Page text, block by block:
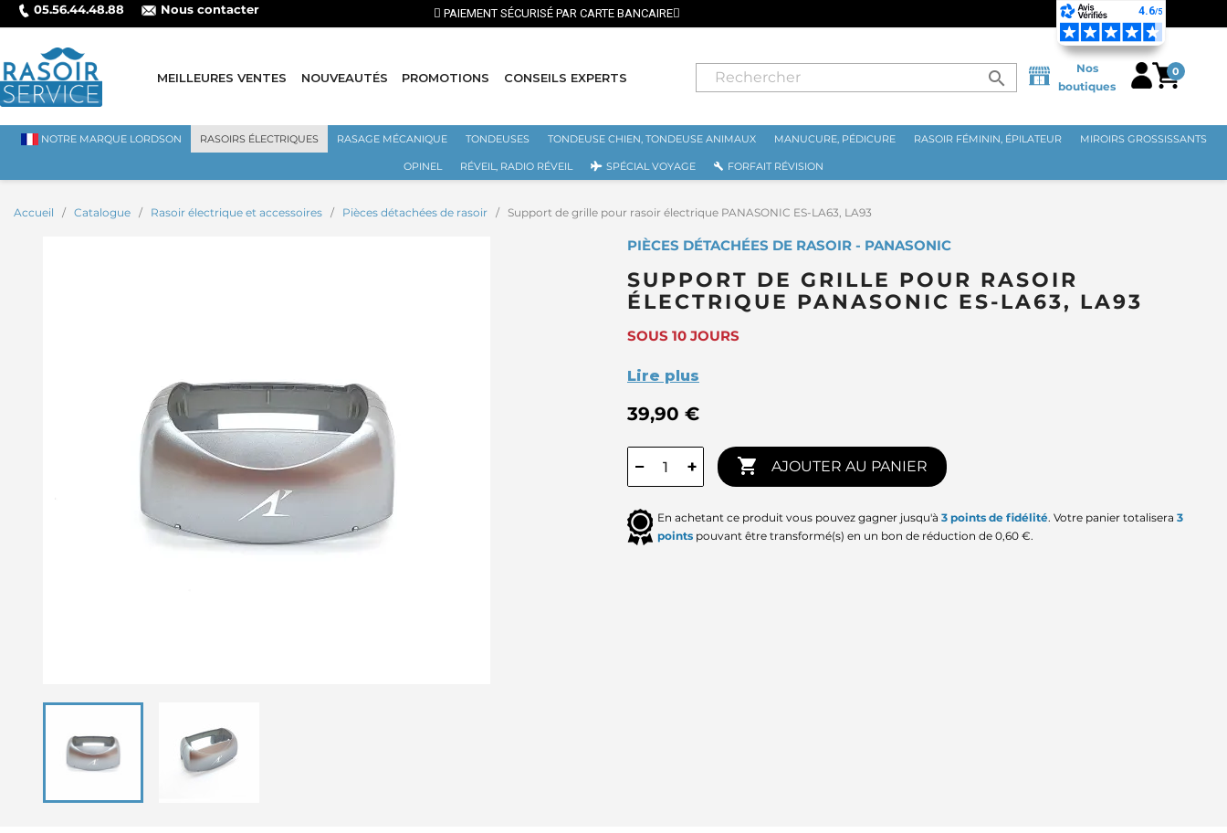
05.56.44.48.88 Nous contacter ⭐ LIVRAISON GRATUITE EN FRANCE MÉTROPOLITAINE DÈS 70€ ⭐
MEILLEURES VENTES NOUVEAUTÉS PROMOTIONS CONSEILS EXPERTS search
Nos
boutiques
0
NOTRE MARQUE LORDSON RASOIRS ÉLECTRIQUES RASAGE MÉCANIQUE TONDEUSES TONDEUSE CHIEN, TONDEUSE ANIMAUX MANUCURE, PÉDICURE RASOIR FÉMININ, ÉPILATEUR MIROIRS GROSSISSANTS
OPINEL RÉVEIL, RADIO RÉVEIL SPÉCIAL VOYAGE FORFAIT RÉVISION
Accueil Catalogue Rasoir électrique et accessoires Pièces détachées de rasoir Support de grille pour rasoir électrique PANASONIC ES-LA63, LA93
PIÈCES DÉTACHÉES DE RASOIR - PANASONIC
SUPPORT DE GRILLE POUR RASOIR
ÉLECTRIQUE PANASONIC ES-LA63, LA93
SOUS 10 JOURS
Lire plus
39,90 €
− +  AJOUTER AU PANIER
En achetant ce produit vous pouvez gagner jusqu'à 3 points de fidélité. Votre panier totalisera 3
points pouvant être transformé(s) en un bon de réduction de 0,60 €.